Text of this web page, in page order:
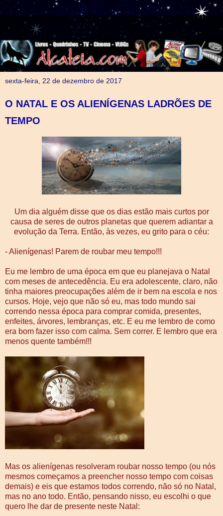
sexta-feira, 22 de dezembro de 2017
O NATAL E OS ALIENÍGENAS LADRÕES DE
TEMPO
Um dia alguém disse que os dias estão mais curtos por
causa de seres de outros planetas que querem adiantar a
evolução da Terra. Então, às vezes, eu grito para o céu:
- Alienígenas! Parem de roubar meu tempo!!!
Eu me lembro de uma época em que eu planejava o Natal
com meses de antecedência. Eu era adolescente, claro, não
tinha maiores preocupações além de ir bem na escola e nos
cursos. Hoje, vejo que não só eu, mas todo mundo sai
correndo nessa época para comprar comida, presentes,
enfeites, árvores, lembranças, etc. E eu me lembro de como
era bom fazer isso com calma. Sem correr. E lembro que era
menos quente também!!!
Mas os alienígenas resolveram roubar nosso tempo (ou nós
mesmos começamos a preencher nosso tempo com coisas
demais) e eis que estamos todos correndo, não só no Natal,
mas no ano todo. Então, pensando nisso, eu escolhi o que
quero lhe dar de presente neste Natal: